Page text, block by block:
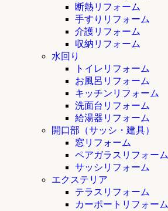
断熱リフォーム
手すりリフォーム
介護リフォーム
収納リフォーム
水回り
トイレリフォーム
お風呂リフォーム
キッチンリフォーム
洗面台リフォーム
給湯器リフォーム
開口部（サッシ・建具）
窓リフォーム
ペアガラスリフォーム
サッシリフォーム
エクステリア
テラスリフォーム
カーポートリフォーム